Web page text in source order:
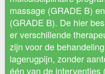
massage (GRADE B)
(GRADE B). De hier
er verschillende
zijn voor de
lagerugpijn, zonder
één van de interventies